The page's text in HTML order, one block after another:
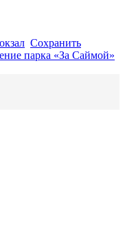
Сохранить
парка «За Саймой»